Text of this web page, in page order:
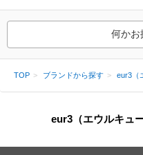
何かお
TOP ブランドから探す eur3（
eur3（エウルキュ